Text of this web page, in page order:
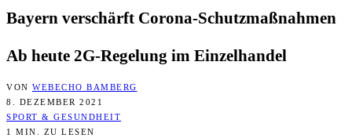
Bay­ern ver­schärft Corona-Schutzmaßnahmen
Ab heu­te 2G-Rege­lung im Einzelhandel
VON WEBECHO BAMBERG
8. DEZEMBER 2021
SPORT & GESUNDHEIT
1 MIN. ZU LESEN